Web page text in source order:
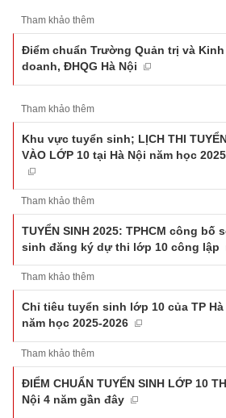
Tham khảo thêm
Điểm chuẩn Trường Quản trị và Kinh
doanh, ĐHQG Hà Nội
Tham khảo thêm
Khu vực tuyển sinh; LỊCH THI
VÀO LỚP 10 tại Hà Nội năm học
Tham khảo thêm
TUYỂN SINH 2025: TPHCM công bố
sinh đăng ký dự thi lớp 10 công lập
Tham khảo thêm
Chỉ tiêu tuyển sinh lớp 10 của TP Hà
năm học 2025-2026
Tham khảo thêm
ĐIỂM CHUẨN TUYỂN SINH LỚP 10
Nội 4 năm gần đây